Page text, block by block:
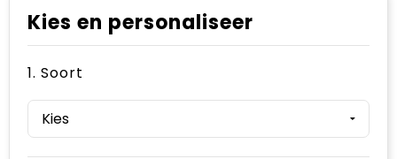
Kies en personaliseer
1. Soort